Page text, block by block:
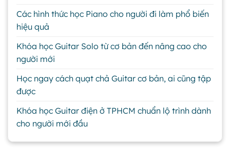
Các hình thức học Piano cho người đi làm phổ biến
hiệu quả
Khóa học Guitar Solo từ cơ bản đến nâng cao cho
người mới
Học ngay cách quạt chả Guitar cơ bản, ai cũng tập
được
Khóa học Guitar điện ở TPHCM chuẩn lộ trình dành
cho người mới đầu